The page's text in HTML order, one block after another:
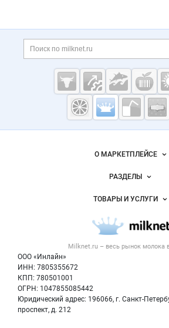
Дополнительная
Cсылки на полезные
Молочная
промышленность
Milknet.ru
Важные разделы и
Milknet.ru – весь рынок молока
ООО «Инлайн»
ИНН: 7805355672
КПП: 780501001
ОГРН: 1047855085442
Юридический адрес: 196066, г. Санкт-
проспект, д. 212
Навигация по сайтуО МАРКЕТПЛЕЙСЕ
Новости Milknet.ru
Размещение рекламы
Публичная оферта
Контактная
Политика обработки
РАЗДЕЛЫ
Объявления
Новости рынка
ТОВАРЫ И УСЛУГИ
Молочная продукция
Вторичное сырье
Оборудование